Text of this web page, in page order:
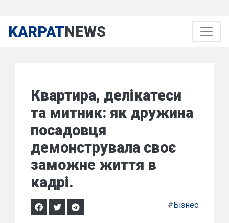
KARPATNEWS
Квартира, делікатеси
та митник: як дружина
посадовця
демонструвала своє
заможне життя в
кадрі.
#Бізнес